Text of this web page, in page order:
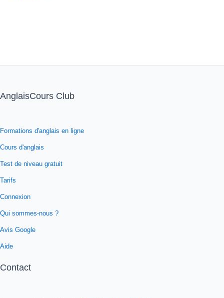
AnglaisCours Club
Formations d'anglais en ligne
Cours d'anglais
Test de niveau gratuit
Tarifs
Connexion
Qui sommes-nous ?
Avis Google
Aide
Contact